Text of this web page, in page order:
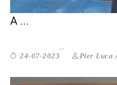
A RIETI UN CENTRO
A ...
24-07-2023 Pier Luca